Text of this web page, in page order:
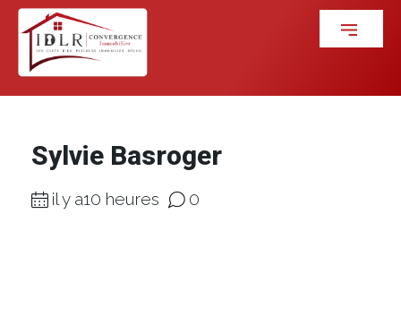
Sylvie Basroger
il y a10 heures 0